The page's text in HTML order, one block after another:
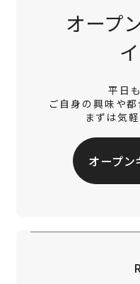
オープ
平日
ご自身の興味や
まずは気
オープン